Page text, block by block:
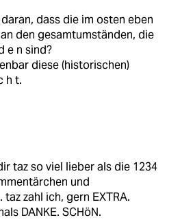
dass die im osten eben
den gesamtumständen, die
e n sind?
diese (historischen)
h t.
taz so viel lieber als die 1234
und
zahl ich, gern EXTRA.
DANKE. SCHöN.